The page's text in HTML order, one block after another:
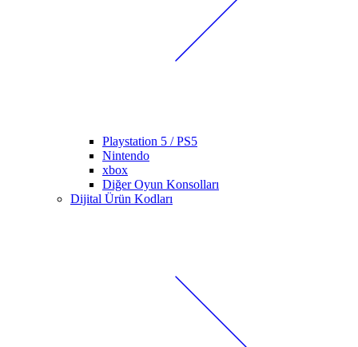
Playstation 5 / PS5
Nintendo
xbox
Diğer Oyun Konsolları
Dijital Ürün Kodları